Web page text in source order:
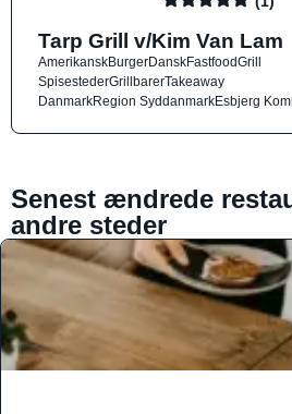
Tarp Grill v/Kim Van Lam
AmerikanskBurgerDanskFastfoodGrill
SpisestederGrillbarerTakeaway
DanmarkRegion SyddanmarkEsbjerg
Senest ændrede
andre steder